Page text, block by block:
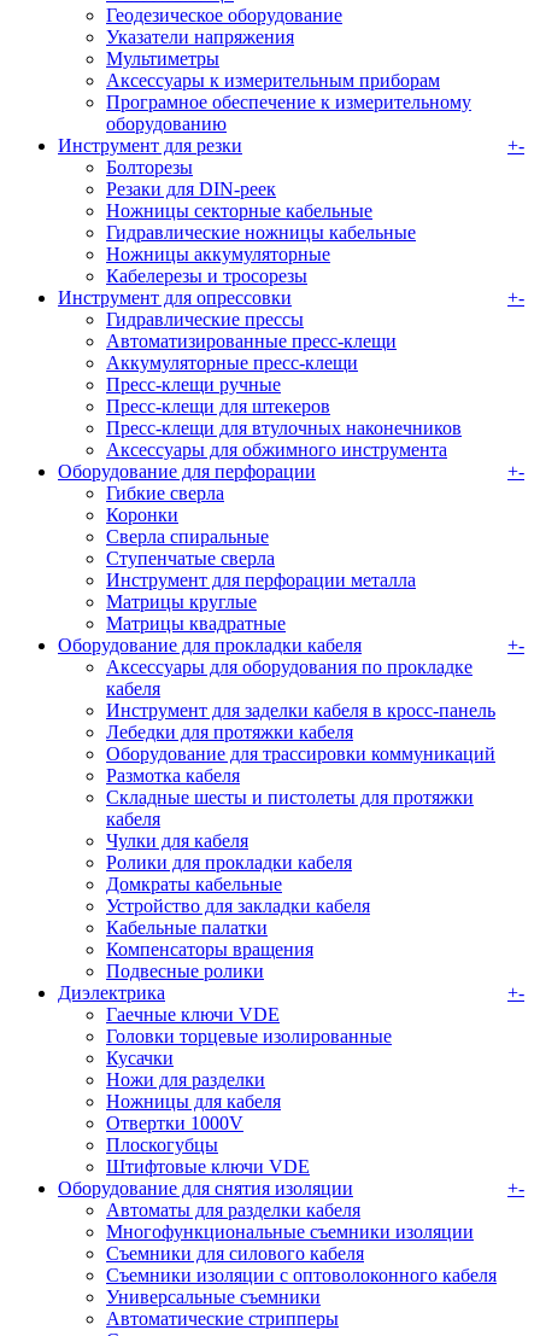
Геодезическое оборудование
Указатели напряжения
Мультиметры
Аксессуары к измерительным приборам
Програмное обеспечение к измерительному
оборудованию
Инструмент для резки
+-
Болторезы
Резаки для DIN-реек
Ножницы секторные кабельные
Гидравлические ножницы кабельные
Ножницы аккумуляторные
Кабелерезы и тросорезы
Инструмент для опрессовки
+-
Гидравлические прессы
Автоматизированные пресс-клещи
Аккумуляторные преcс-клещи
Пресс-клещи ручные
Пресс-клещи для штекеров
Пресс-клещи для втулочных наконечников
Аксессуары для обжимного инструмента
Оборудование для перфорации
+-
Гибкие сверла
Коронки
Сверла спиральные
Ступенчатые сверла
Инструмент для перфорации металла
Матрицы круглые
Матрицы квадратные
Оборудование для прокладки кабеля
+-
Аксессуары для оборудования по прокладке
кабеля
Инструмент для заделки кабеля в кросс-панель
Лебедки для протяжки кабеля
Оборудование для трассировки коммуникаций
Размотка кабеля
Складные шесты и пистолеты для протяжки
кабеля
Чулки для кабеля
Ролики для прокладки кабеля
Домкраты кабельные
Устройство для закладки кабеля
Кабельные палатки
Компенсаторы вращения
Подвесные ролики
Диэлектрика
+-
Гаечные ключи VDE
Головки торцевые изолированные
Кусачки
Ножи для разделки
Ножницы для кабеля
Отвертки 1000V
Плоскогубцы
Штифтовые ключи VDE
Оборудование для снятия изоляции
+-
Автоматы для разделки кабеля
Многофункциональные съемники изоляции
Съемники для силового кабеля
Съемники изоляции с оптоволоконного кабеля
Универсальные съемники
Автоматические стрипперы